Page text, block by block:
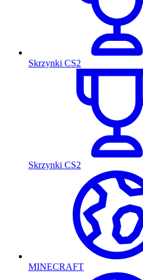
Skrzynki CS2
Skrzynki CS2
MINECRAFT